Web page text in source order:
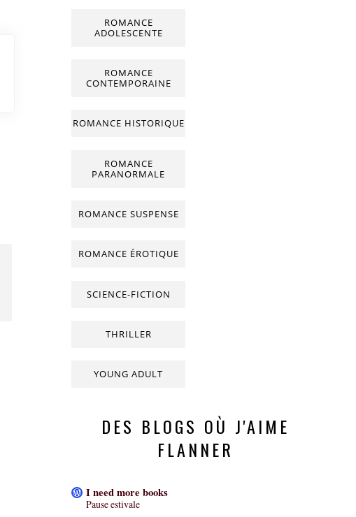
ROMANCE
ADOLESCENTE
ROMANCE
CONTEMPORAINE
ROMANCE HISTORIQUE
ROMANCE
PARANORMALE
ROMANCE SUSPENSE
ROMANCE ÉROTIQUE
SCIENCE-FICTION
THRILLER
YOUNG ADULT
DES BLOGS OÙ J'AIME
FLANNER
I need more books
Pause estivale